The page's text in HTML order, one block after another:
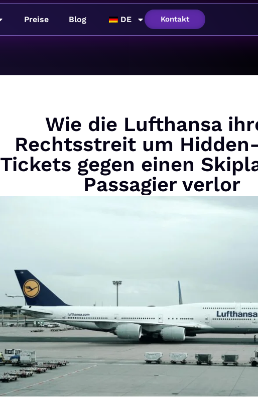
Preise Blog DE Kontakt
Wie die Lufthansa
Rechtsstreit um
Tickets gegen einen
Passagier verlor